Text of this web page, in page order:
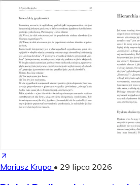
Mariusz Krupa • 29 lipca 2026